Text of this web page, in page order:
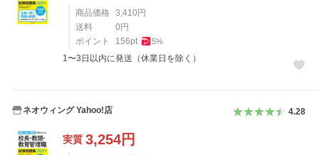
商品価格 3,410 円
送料
0 円
ポイント
156pt 5%
1〜3日以内に発送（休業日を除く）
ネオウィング Yahoo!店 4.28
実質 3,254円